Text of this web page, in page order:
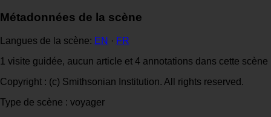
Métadonnées de la scène
Langues de la scène: EN · FR
1 visite guidée, aucun article et 4 annotations dans cette scène
Copyright : (c) Smithsonian Institution. All rights reserved.
Type de scène : voyager